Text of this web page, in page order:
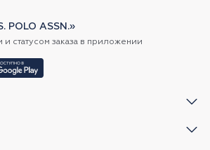
ASSN.»
и статусом заказа в приложении